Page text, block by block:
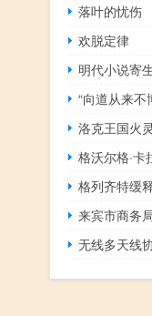
落叶的忧伤
欢脱定律
“向道从来不
洛克王国火